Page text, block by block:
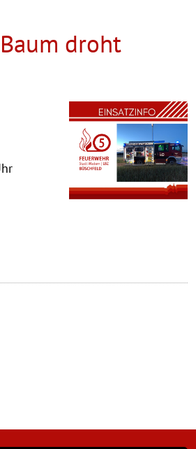
droht